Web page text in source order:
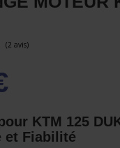
KTM 125
et Fiabilité